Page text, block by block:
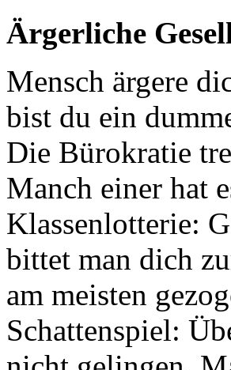
Ärgerliche
Mensch ärgere
bist du ein
Die Bürokratie
Manch einer hat
Klassenlotterie:
bittet man dich
am meisten
Schattenspiel: